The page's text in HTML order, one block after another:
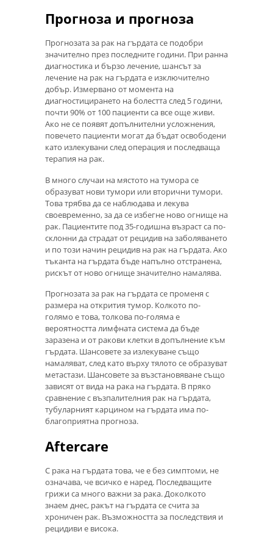
Прогноза и прогноза
Прогнозата за рак на гърдата се подобри
значително през последните години. При ранна
диагностика и бързо лечение, шансът за
лечение на рак на гърдата е изключително
добър. Измервано от момента на
диагностицирането на болестта след 5 години,
почти 90% от 100 пациенти са все още живи.
Ако не се появят допълнителни усложнения,
повечето пациенти могат да бъдат освободени
като излекувани след операция и последваща
терапия на рак.
В много случаи на мястото на тумора се
образуват нови тумори или вторични тумори.
Това трябва да се наблюдава и лекува
своевременно, за да се избегне ново огнище на
рак. Пациентите под 35-годишна възраст са по-
склонни да страдат от рецидив на заболяването
и по този начин рецидив на рак на гърдата. Ако
тъканта на гърдата бъде напълно отстранена,
рискът от ново огнище значително намалява.
Прогнозата за рак на гърдата се променя с
размера на открития тумор. Колкото по-
голямо е това, толкова по-голяма е
вероятността лимфната система да бъде
заразена и от ракови клетки в допълнение към
гърдата. Шансовете за излекуване също
намаляват, след като върху тялото се образуват
метастази. Шансовете за възстановяване също
зависят от вида на рака на гърдата. В пряко
сравнение с възпалителния рак на гърдата,
тубуларният карцином на гърдата има по-
благоприятна прогноза.
Aftercare
С рака на гърдата това, че е без симптоми, не
означава, че всичко е наред. Последващите
грижи са много важни за рака. Доколкото
знаем днес, ракът на гърдата се счита за
хроничен рак. Възможността за последствия и
рецидиви е висока.